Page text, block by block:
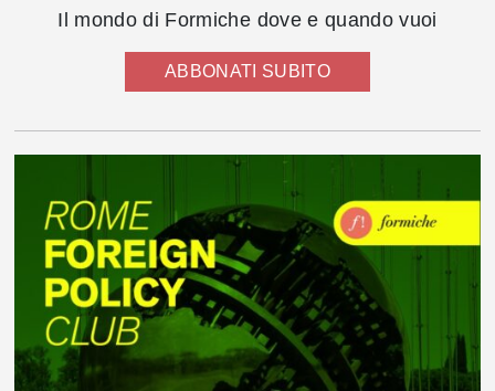
Il mondo di Formiche dove e quando vuoi
ABBONATI SUBITO